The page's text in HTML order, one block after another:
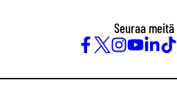
Seuraa meitä
/